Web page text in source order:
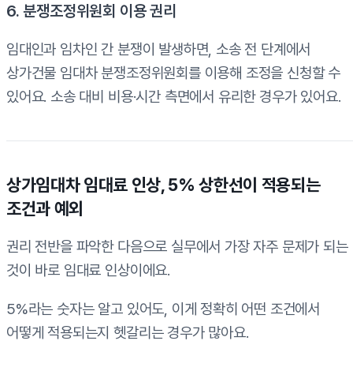
6. 분쟁조정위원회 이용 권리
임대인과 임차인 간 분쟁이 발생하면, 소송 전 단계에서
상가건물 임대차 분쟁조정위원회를 이용해 조정을 신청할 수
있어요. 소송 대비 비용·시간 측면에서 유리한 경우가 있어요.
상가임대차 임대료 인상, 5% 상한선이 적용되는
조건과 예외
권리 전반을 파악한 다음으로 실무에서 가장 자주 문제가 되는
것이 바로 임대료 인상이에요.
5%라는 숫자는 알고 있어도, 이게 정확히 어떤 조건에서
어떻게 적용되는지 헷갈리는 경우가 많아요.